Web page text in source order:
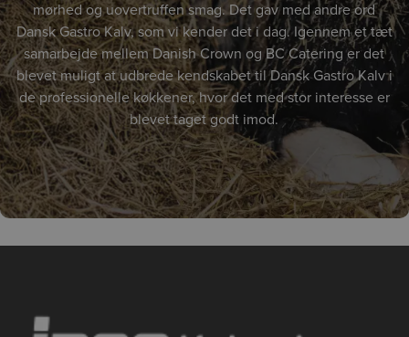
mørhed og uovertruffen smag. Det gav med andre ord
Dansk Gastro Kalv, som vi kender det i dag. Igennem et tæt
samarbejde mellem Danish Crown og BC Catering er det
blevet muligt at udbrede kendskabet til Dansk Gastro Kalv i
de professionelle køkkener, hvor det med stor interesse er
blevet taget godt imod.